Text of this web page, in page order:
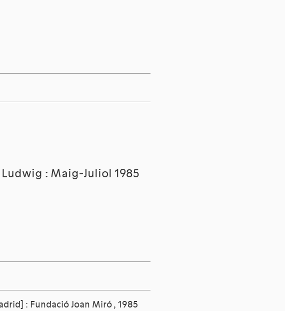
: Maig-Juliol 1985
: Fundació Joan Miró, 1985